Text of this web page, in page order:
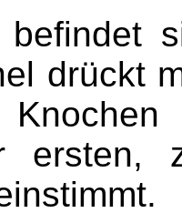
befindet
drückt
ersten,